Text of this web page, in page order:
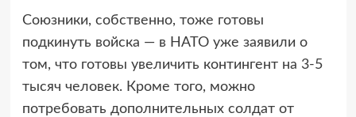
Союзники, собственно, тоже готовы
подкинуть войска — в НАТО уже заявили о
том, что готовы увеличить контингент на 3-5
тысяч человек. Кроме того, можно
потребовать дополнительных солдат от